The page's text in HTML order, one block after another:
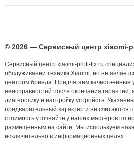
© 2026 — Сервисный центр xiaomi-
Сервисный центр xiaomi-profi-fix.ru
обслуживании техники Xiaomi, но не
центром бренда. Предлагаем качественные
неисправностей после окончания гарантии,
диагностику и настройку устройств.
предварительный характер и не считаются
стоимость уточняйте у наших мастеров по
размещённым на сайте. Мы используем
исключительно в информационных целях.